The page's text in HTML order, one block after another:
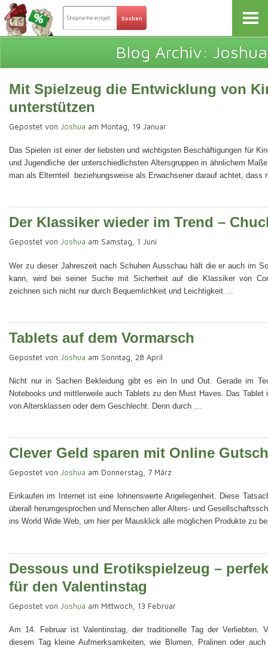
Blog Archiv: Joshua
Mit Spielzeug die Entwicklung von
unterstützen
Gepostet von Joshua am Montag, 19 Januar
Das Spielen ist einer der liebsten und wichtigsten Beschäftigungen für
und Jugendliche der unterschiedlichsten Altersgruppen in ähnlichem
man als Elternteil beziehungsweise als Erwachsener darauf achtet, dass
Der Klassiker wieder im Trend –
Gepostet von Joshua am Samstag, 1 Juni
Wer zu dieser Jahreszeit nach Schuhen Ausschau hält die er auch im
kann, wird bei seiner Suche mit Sicherheit auf die Klassiker von
zeichnen sich nicht nur durch Bequemlichkeit und Leichtigkeit …
Tablets auf dem Vormarsch
Gepostet von Joshua am Sonntag, 28 April
Nicht nur in Sachen Bekleidung gibt es ein In und Out. Gerade im
Notebooks und mittlerweile auch Tablets zu den Must Haves. Das Tablet
von Altersklassen oder dem Geschlecht. Denn durch …
Clever Geld sparen mit Online
Gepostet von Joshua am Donnerstag, 7 März
Einkaufen im Internet ist eine lohnenswerte Angelegenheit. Diese
überall herumgesprochen und Menschen aller Alters- und
ins World Wide Web, um hier per Mausklick alle möglichen Produkte zu
Dessous und Erotikspielzeug –
für den Valentinstag
Gepostet von Joshua am Mittwoch, 13 Februar
Am 14. Februar ist Valentinstag, der traditionelle Tag der Verliebten.
diesem Tag kleine Aufmerksamkeiten, wie Blumen, Pralinen oder